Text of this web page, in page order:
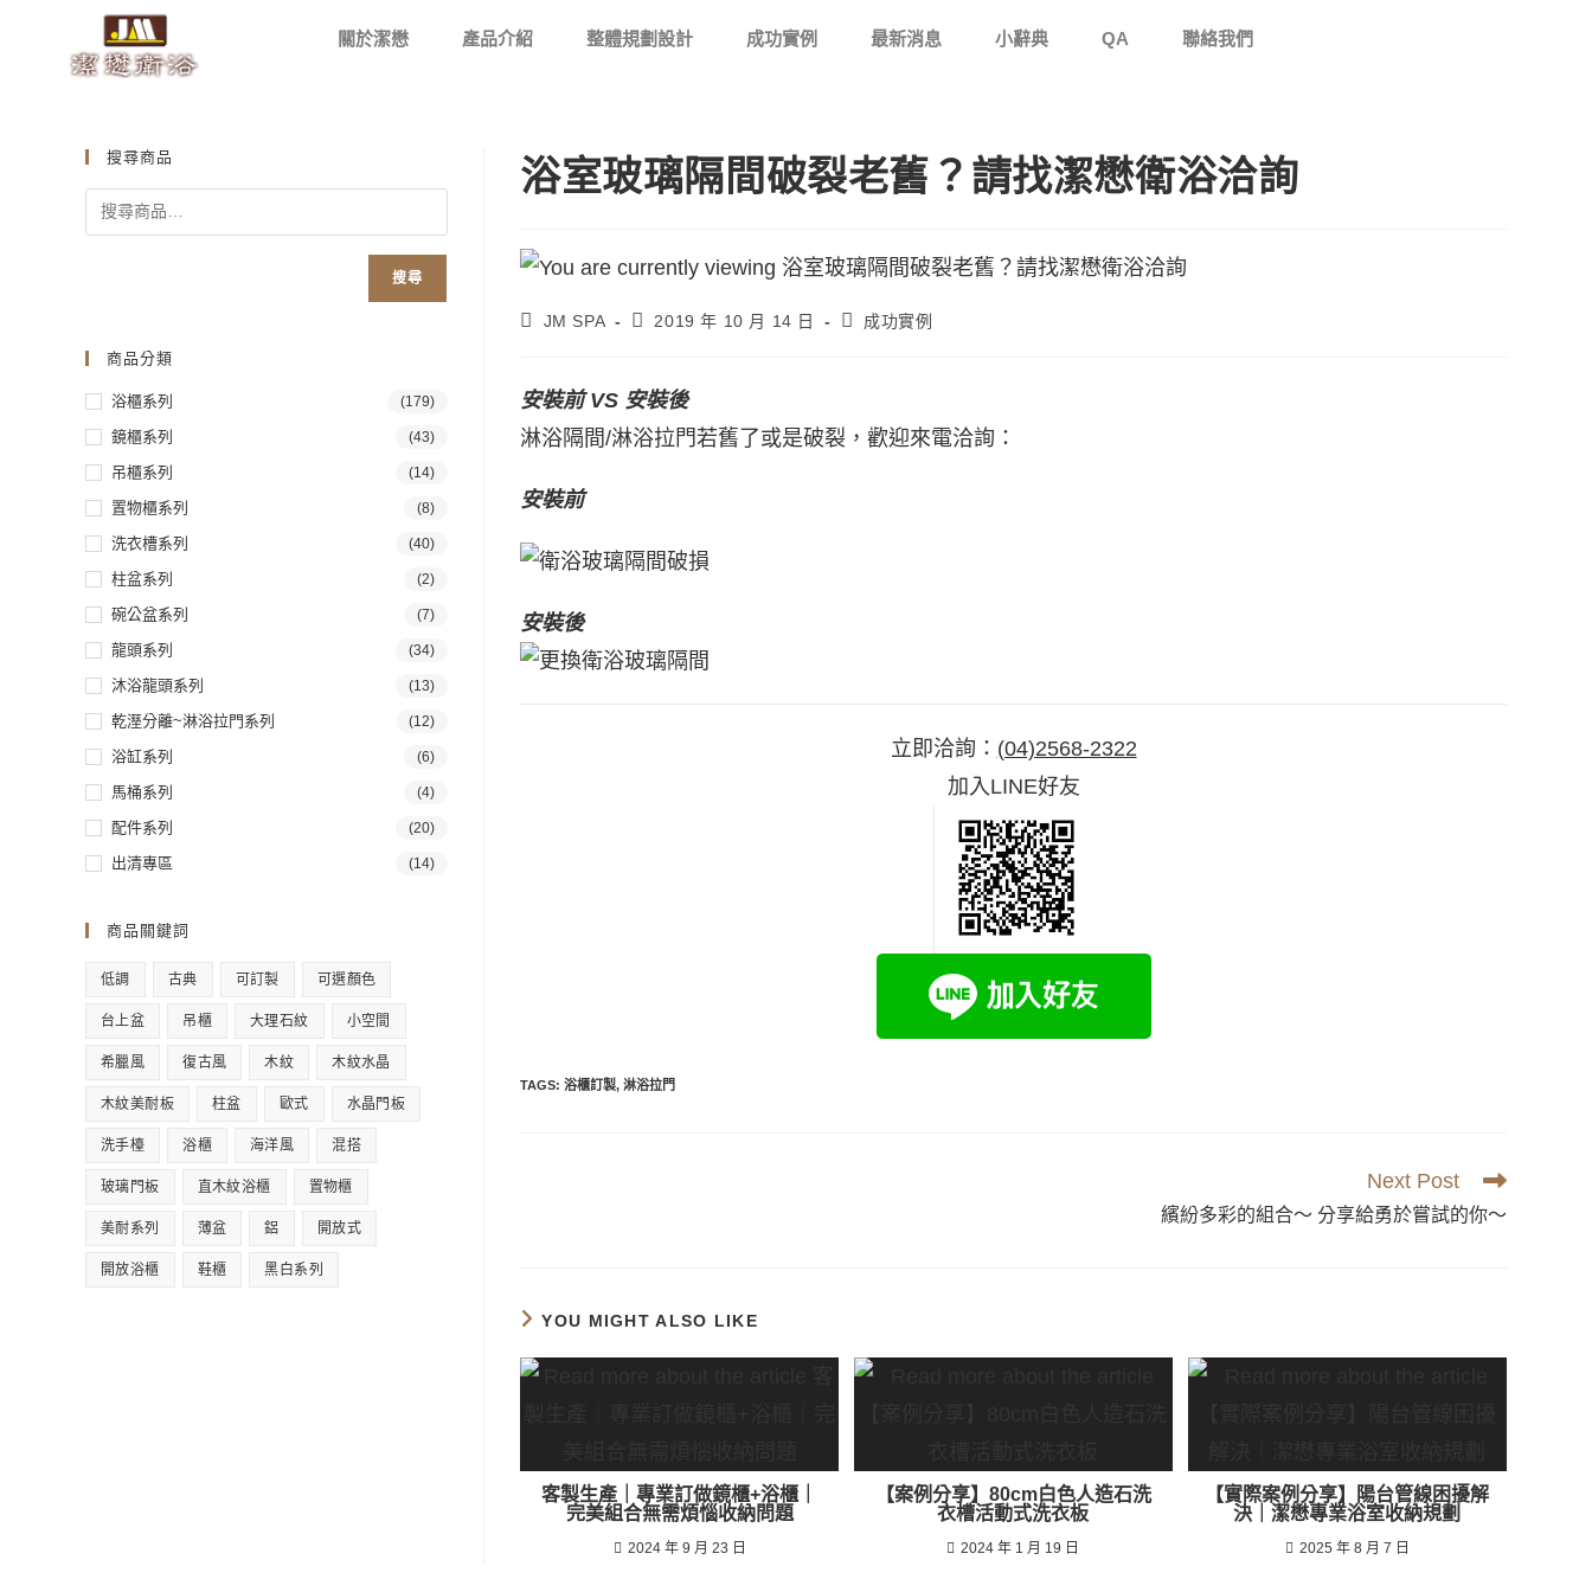
關於潔懋 產品介紹 整體規劃設計 成功實例 最新消息 小辭典 QA 聯絡我們
浴室玻璃隔間破裂老舊？請找潔懋衛浴洽詢
JM SPA 2019 年 10 月 14 日 成功實例
安裝前 VS 安裝後
淋浴隔間/淋浴拉門若舊了或是破裂，歡迎來電洽詢：
安裝前
安裝後
立即洽詢： (04)2568-2322
加入LINE好友
TAGS: 浴櫃訂製, 淋浴拉門
Next Post
繽紛多彩的組合～ 分享給勇於嘗試的你～
YOU MIGHT ALSO LIKE
客製生產｜專業訂做鏡櫃+浴櫃｜
完美組合無需煩惱收納問題
2024 年 9 月 23 日
【案例分享】80cm白色人造石洗
衣槽活動式洗衣板
2024 年 1 月 19 日
【實際案例分享】陽台管線困擾解
決｜潔懋專業浴室收納規劃
2025 年 8 月 7 日
搜尋商品
搜尋
商品分類
浴櫃系列 (179)
鏡櫃系列 (43)
吊櫃系列 (14)
置物櫃系列 (8)
洗衣槽系列 (40)
柱盆系列 (2)
碗公盆系列 (7)
龍頭系列 (34)
沐浴龍頭系列 (13)
乾溼分離~淋浴拉門系列 (12)
浴缸系列 (6)
馬桶系列 (4)
配件系列 (20)
出清專區 (14)
商品關鍵詞
低調 古典 可訂製 可選顏色
台上盆 吊櫃 大理石紋 小空間
希臘風 復古風 木紋 木紋水晶
木紋美耐板 柱盆 歐式 水晶門板
洗手檯 浴櫃 海洋風 混搭
玻璃門板 直木紋浴櫃 置物櫃
美耐系列 薄盆 鋁 開放式
開放浴櫃 鞋櫃 黑白系列